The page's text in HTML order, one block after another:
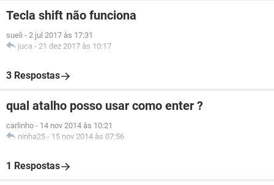
Tecla shift não funciona
sueli - 2 jul 2017 às 17:31
juca - 21 dez 2017 às 10:17
3 Respostas
qual atalho posso usar como enter ?
carlinho - 14 nov 2014 às 10:21
ninha25 - 15 nov 2014 às 07:56
1 Respostas